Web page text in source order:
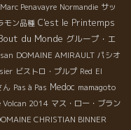
Marc Penavayre Normandie サッ
モン品種 C'est le Printemps
du Monde グループ・エ
DOMAINE AMIRAULT パシオ
ビストロ・プルプ Red El
ん Pas à Pas Medoc mamagoto
Volcan 2014 マス・ロー・ブラン
CHRISTIAN BINNER